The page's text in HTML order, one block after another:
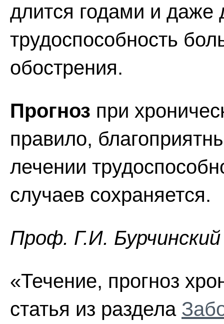
длится годами и даже
трудоспособность
обострения.
Прогноз при
правило,
лечении
случаев сохраняется.
Проф. Г.И. Бурчинский
«Течение, прогноз
статья из раздела